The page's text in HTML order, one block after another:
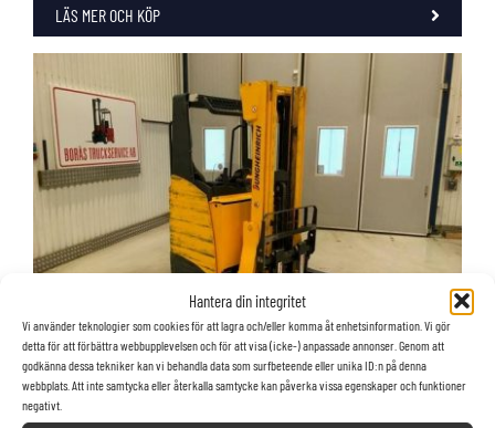
Hantera din integritet
Vi använder teknologier som cookies för att lagra och/eller komma åt enhetsinformation. Vi gör
detta för att förbättra webbupplevelsen och för att visa (icke-) anpassade annonser. Genom att
godkänna dessa tekniker kan vi behandla data som surfbeteende eller unika ID:n på denna
webbplats. Att inte samtycka eller återkalla samtycke kan påverka vissa egenskaper och funktioner
negativt.
LÄS MER OCH KÖP
Jungheinrich ETV 110